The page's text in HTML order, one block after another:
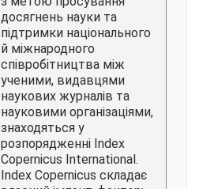
досягнень науки та
підтримки національного
й міжнародного
співробітництва між
ученими, видавцями
наукових журналів та
науковими організаціями,
знаходяться у
розпорядженні Index
Copernicus International.
Index Copernicus складає